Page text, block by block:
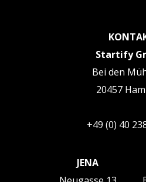
Startify
Bei den
20457
+49 (0) 40
JENA